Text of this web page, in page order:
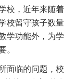
校，近年来随着
校留守孩子数量
学功能外，为学
。
临的问题，校